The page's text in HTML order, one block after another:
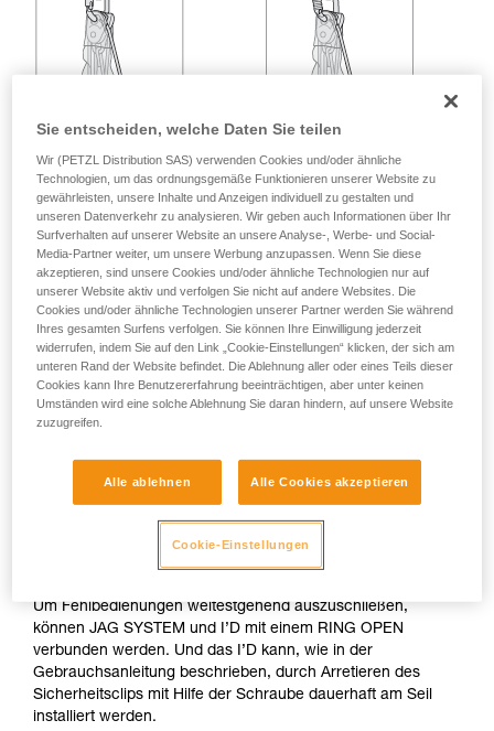
Das JAG SYSTEM ist ein kompaktes Flaschenzugsystem mit
Eindrehen des Zugseils.
Um Fehlbedienungen weitestgehend auszuschließen,
können JAG SYSTEM und I’D mit einem RING OPEN
verbunden werden. Und das I’D kann, wie in der
Gebrauchsanleitung beschrieben, durch Arretieren des
Sicherheitsclips mit Hilfe der Schraube dauerhaft am Seil
installiert werden.
Sie entscheiden, welche Daten Sie teilen
Wir (PETZL Distribution SAS) verwenden Cookies und/oder ähnliche
Technologien, um das ordnungsgemäße Funktionieren unserer Website zu
gewährleisten, unsere Inhalte und Anzeigen individuell zu gestalten und
unseren Datenverkehr zu analysieren. Wir geben auch Informationen über Ihr
Surfverhalten auf unserer Website an unsere Analyse-, Werbe- und Social-
Media-Partner weiter, um unsere Werbung anzupassen. Wenn Sie diese
akzeptieren, sind unsere Cookies und/oder ähnliche Technologien nur auf
unserer Website aktiv und verfolgen Sie nicht auf andere Websites. Die
Cookies und/oder ähnliche Technologien unserer Partner werden Sie während
Ihres gesamten Surfens verfolgen. Sie können Ihre Einwilligung jederzeit
widerrufen, indem Sie auf den Link „Cookie-Einstellungen“ klicken, der sich am
unteren Rand der Website befindet. Die Ablehnung aller oder eines Teils dieser
Cookies kann Ihre Benutzererfahrung beeinträchtigen, aber unter keinen
Umständen wird eine solche Ablehnung Sie daran hindern, auf unsere Website
zuzugreifen.
Alle ablehnen Alle Cookies akzeptieren
Cookie-Einstellungen